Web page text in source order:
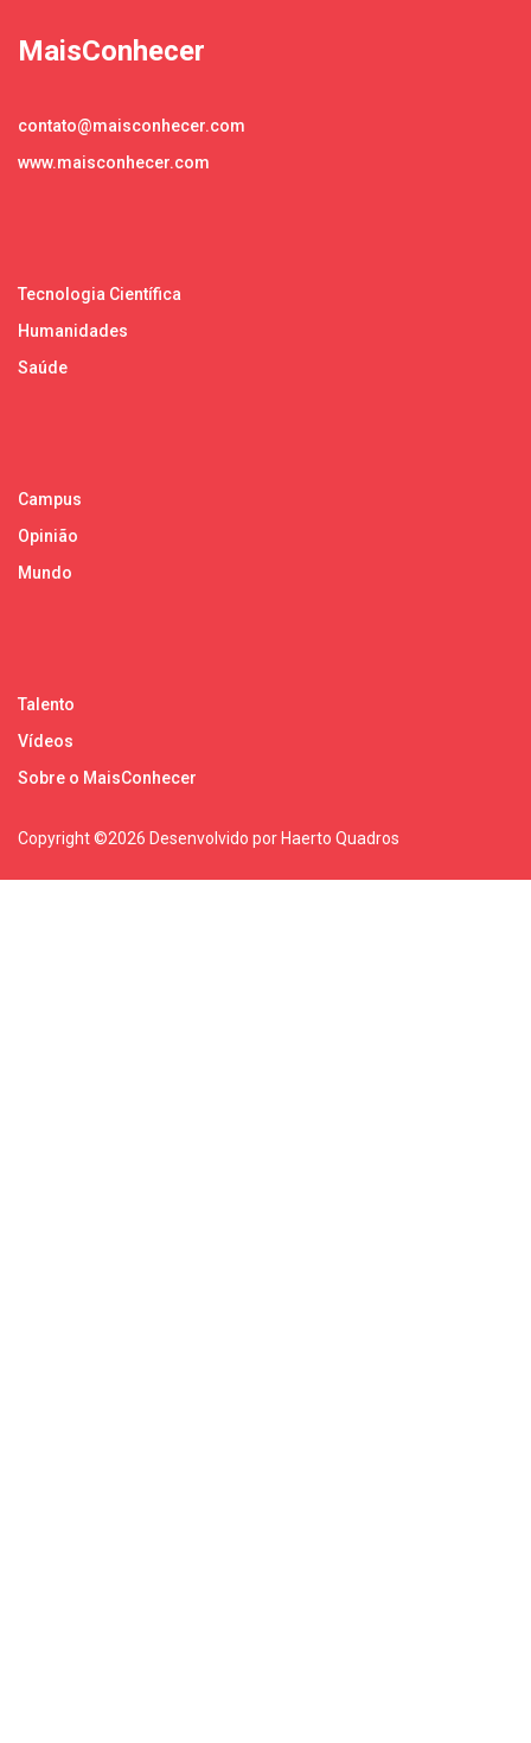
MaisConhecer
contato@maisconhecer.com
www.maisconhecer.com
Tecnologia Científica
Humanidades
Saúde
Campus
Opinião
Mundo
Talento
Vídeos
Sobre o MaisConhecer
Copyright ©2026 Desenvolvido por Haerto Quadros